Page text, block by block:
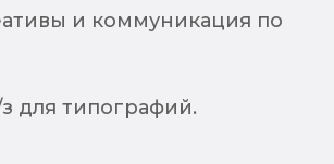
и коммуникация по
для типографий.